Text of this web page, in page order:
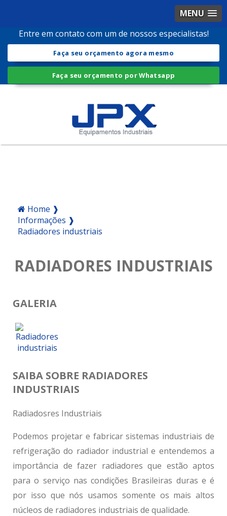
MENU
Entre em contato com um de nossos especialistas!
Faça seu orçamento agora mesmo
Faça seu orçamento por Whatsapp
Home ❱
Informações ❱
Radiadores industriais
RADIADORES INDUSTRIAIS
GALERIA
SAIBA SOBRE RADIADORES
INDUSTRIAIS
Radiadosres Industriais
Podemos projetar e fabricar sistemas industriais de
refrigeração do radiador industrial e entendemos a
importância de fazer radiadores que estão aptos
para o serviço nas condições Brasileiras duras e é
por isso que nós usamos somente os mais altos
núcleos de radiadores industriais de qualidade.